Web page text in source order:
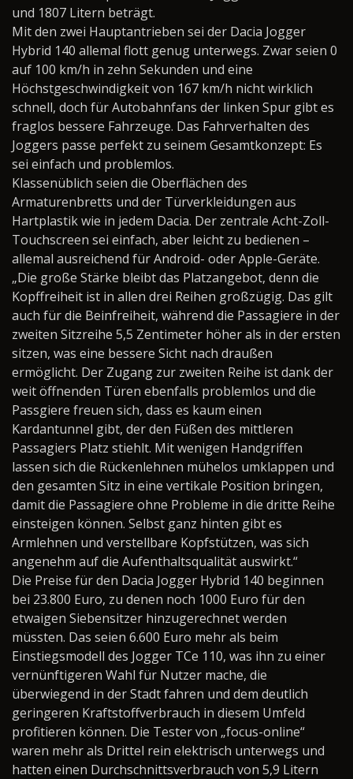
und 1807 Litern beträgt.
Mit den zwei Hauptantrieben sei der Dacia Jogger
Hybrid 140 allemal flott genug unterwegs. Zwar seien 0
auf 100 km/h in zehn Sekunden und eine
Höchstgeschwindigkeit von 167 km/h nicht wirklich
schnell, doch für Autobahnfans der linken Spur gibt es
fraglos bessere Fahrzeuge. Das Fahrverhalten des
Joggers passe perfekt zu seinem Gesamtkonzept: Es
sei einfach und problemlos.
Klassenüblich seien die Oberflächen des
Armaturenbretts und der Türverkleidungen aus
Hartplastik wie in jedem Dacia. Der zentrale Acht-Zoll-
Touchscreen sei einfach, aber leicht zu bedienen –
allemal ausreichend für Android- oder Apple-Geräte.
„Die große Stärke bleibt das Platzangebot, denn die
Kopffreiheit ist in allen drei Reihen großzügig. Das gilt
auch für die Beinfreiheit, während die Passagiere in der
zweiten Sitzreihe 5,5 Zentimeter höher als in der ersten
sitzen, was eine bessere Sicht nach draußen
ermöglicht. Der Zugang zur zweiten Reihe ist dank der
weit öffnenden Türen ebenfalls problemlos und die
Passgiere freuen sich, dass es kaum einen
Kardantunnel gibt, der den Füßen des mittleren
Passagiers Platz stiehlt. Mit wenigen Handgriffen
lassen sich die Rückenlehnen mühelos umklappen und
den gesamten Sitz in eine vertikale Position bringen,
damit die Passagiere ohne Probleme in die dritte Reihe
einsteigen können. Selbst ganz hinten gibt es
Armlehnen und verstellbare Kopfstützen, was sich
angenehm auf die Aufenthaltsqualität auswirkt.“
Die Preise für den Dacia Jogger Hybrid 140 beginnen
bei 23.800 Euro, zu denen noch 1000 Euro für den
etwaigen Siebensitzer hinzugerechnet werden
müssten. Das seien 6.600 Euro mehr als beim
Einstiegsmodell des Jogger TCe 110, was ihn zu einer
vernünftigeren Wahl für Nutzer mache, die
überwiegend in der Stadt fahren und dem deutlich
geringeren Kraftstoffverbrauch in diesem Umfeld
profitieren können. Die Tester von „focus-online“
waren mehr als Drittel rein elektrisch unterwegs und
hatten einen Durchschnittsverbrauch von 5,9 Litern